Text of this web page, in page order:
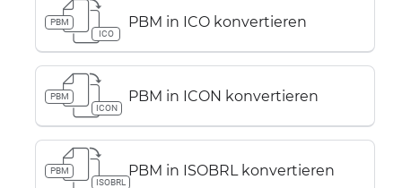
PBM
ICO
PBM in ICO konvertieren
PBM
ICON
PBM in ICON konvertieren
PBM
ISOBRL
PBM in ISOBRL konvertieren